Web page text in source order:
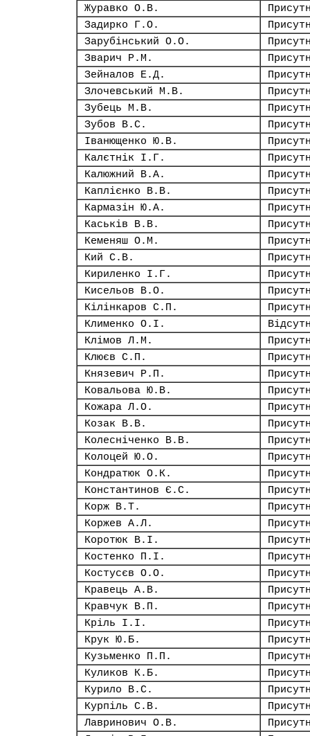
Журавко О.В.
Задирко Г.О.
Зарубінський О.О.
Зварич Р.М.
Зейналов Е.Д.
Злочевський М.В.
Зубець М.В.
Зубов В.С.
Іванющенко Ю.В.
Калєтнік І.Г.
Калюжний В.А.
Каплієнко В.В.
Кармазін Ю.А.
Каськів В.В.
Кеменяш О.М.
Кий С.В.
Кириленко І.Г.
Кисельов В.О.
Кілінкаров С.П.
Клименко О.І.
Клімов Л.М.
Клюєв С.П.
Князевич Р.П.
Ковальова Ю.В.
Кожара Л.О.
Козак В.В.
Колесніченко В.В.
Колоцей Ю.О.
Кондратюк О.К.
Константинов Є.С.
Корж В.Т.
Коржев А.Л.
Коротюк В.І.
Костенко П.І.
Костусєв О.О.
Кравець А.В.
Кравчук В.П.
Кріль І.І.
Крук Ю.Б.
Кузьменко П.П.
Куликов К.Б.
Курило В.С.
Курпіль С.В.
Лавринович О.В.